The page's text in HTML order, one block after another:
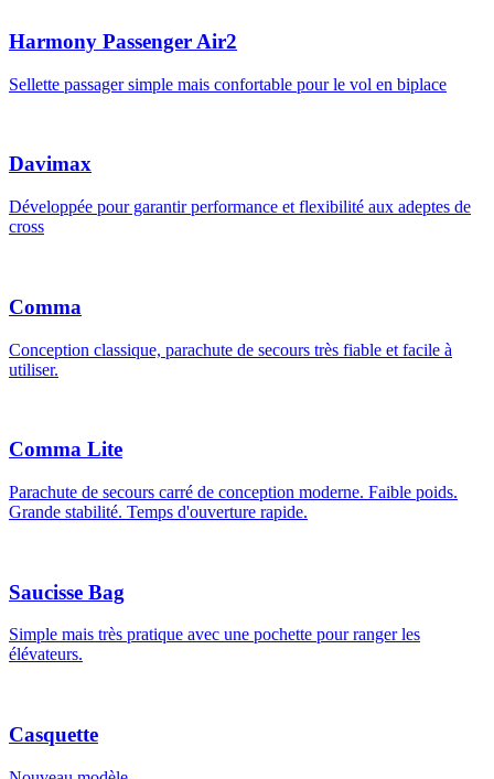
Harmony Passenger Air2
Sellette passager simple mais confortable pour le vol en biplace
Davimax
Développée pour garantir performance et flexibilité aux adeptes de
cross
Comma
Conception classique, parachute de secours très fiable et facile à
utiliser.
Comma Lite
Parachute de secours carré de conception moderne. Faible poids.
Grande stabilité. Temps d'ouverture rapide.
Saucisse Bag
Simple mais très pratique avec une pochette pour ranger les
élévateurs.
Casquette